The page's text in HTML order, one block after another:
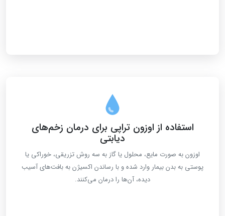
استفاده از اوزون تراپی برای درمان زخم‌های
دیابتی
اوزون به صورت مایع، محلول یا گاز به سه روش تزریقی، خوراکی یا
پوستی به بدن بیمار وارد شده و با رساندن اکسیژن به بافت‌های آسیب
دیده، آن‌ها را درمان می‌کنند.